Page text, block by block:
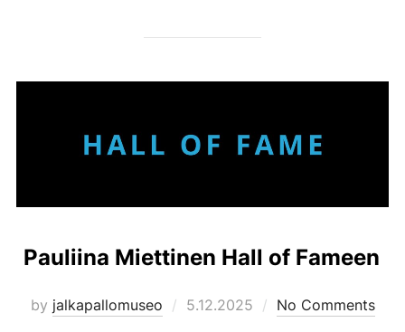
Pauliina Miettinen Hall of Fameen
by jalkapallomuseo
Posted
5.12.2025 No Comments